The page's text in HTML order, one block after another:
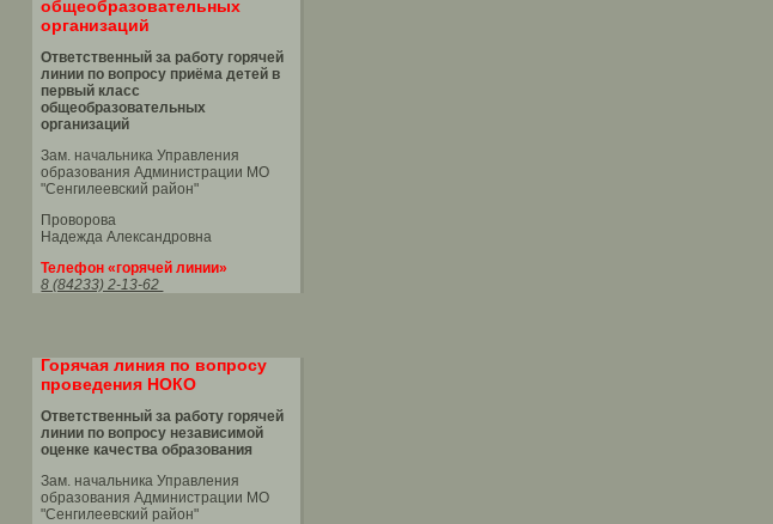
общеобразовательных
организаций
Ответственный за работу горячей
линии по вопросу приёма детей в
первый класс
общеобразовательных
организаций
Зам. начальника Управления
образования Администрации МО
"Сенгилеевский район"
Проворова
Надежда Александровна
Телефон «горячей линии»
8 (84233) 2-13-62
Горячая линия по вопросу
проведения НОКО
Ответственный за работу горячей
линии по вопросу независимой
оценке качества образования
Зам. начальника Управления
образования Администрации МО
"Сенгилеевский район"